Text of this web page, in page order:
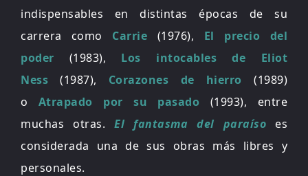
indispensables en distintas épocas de su
carrera como Carrie (1976), El precio del
poder (1983), Los intocables de Eliot
Ness (1987), Corazones de hierro (1989)
o Atrapado por su pasado (1993), entre
muchas otras. El fantasma del paraíso es
considerada una de sus obras más libres y
personales.